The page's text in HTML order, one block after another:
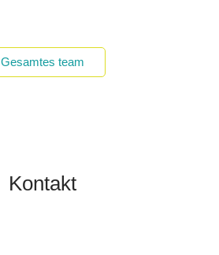
Gesamtes team
Kontakt